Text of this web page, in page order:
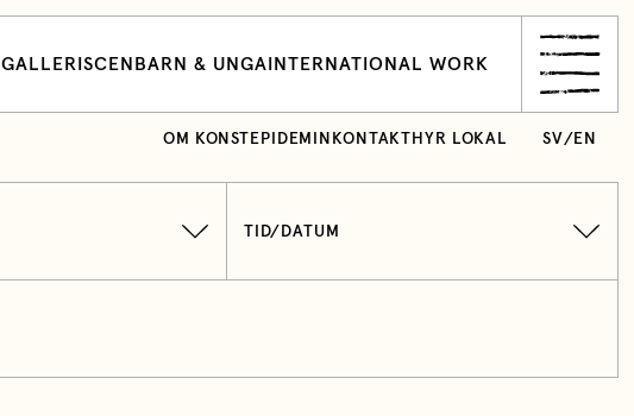
GALLERI SCEN BARN & UNGA INTERNATIONAL WORK
OM KONSTEPIDEMIN KONTAKT HYR LOKAL SV/ EN
TID/DATUM